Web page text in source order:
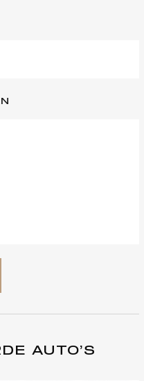
AUTO’S